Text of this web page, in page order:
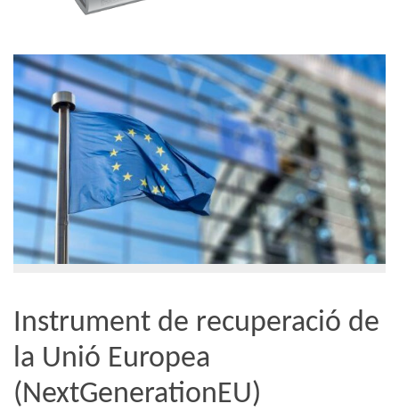
Instrument de recuperació de
la Unió Europea
(NextGenerationEU)